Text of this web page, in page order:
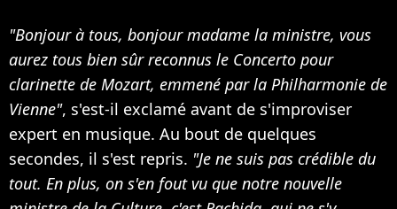
"Bonjour à tous, bonjour madame la ministre, vous
aurez tous bien sûr reconnus le Concerto pour
clarinette de Mozart, emmené par la Philharmonie de
Vienne", s'est-il exclamé avant de s'improviser
expert en musique. Au bout de quelques
secondes, il s'est repris. "Je ne suis pas crédible du
tout. En plus, on s'en fout vu que notre nouvelle